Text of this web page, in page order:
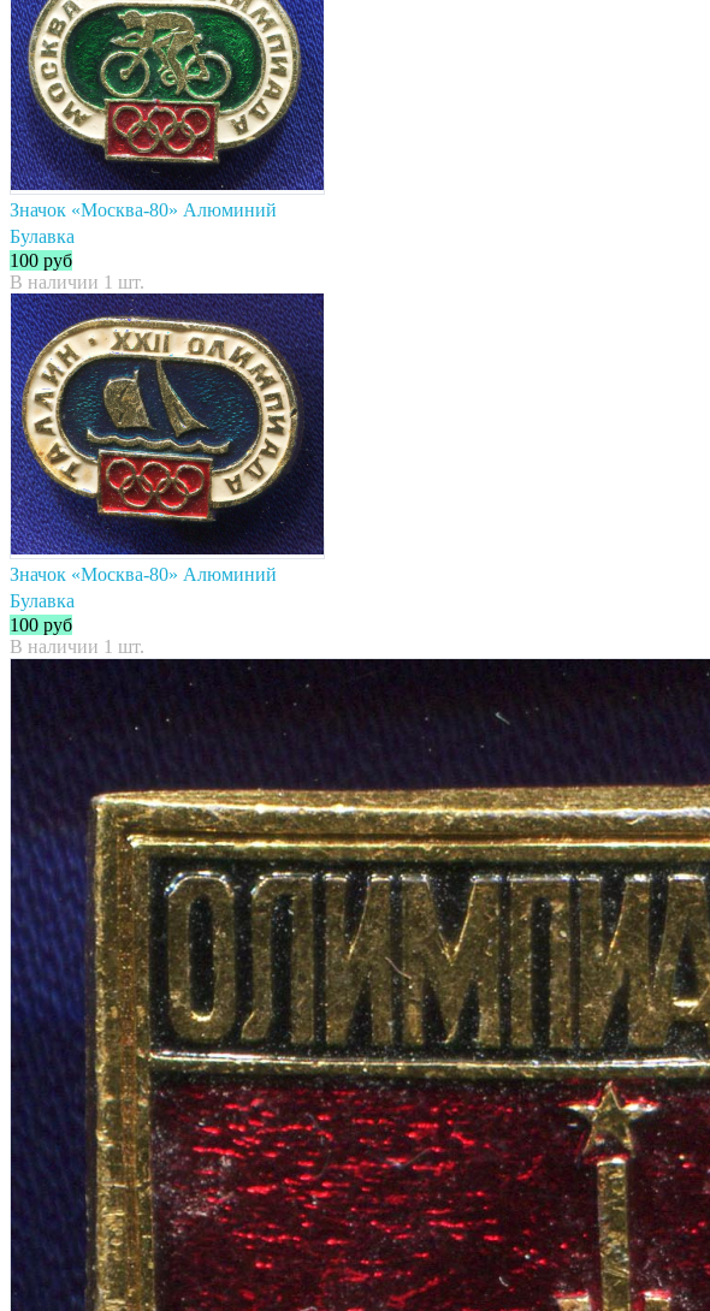
Значок «Москва-80» Алюминий
Булавка
100 руб
В наличии 1 шт.
Значок «Москва-80» Алюминий
Булавка
100 руб
В наличии 1 шт.